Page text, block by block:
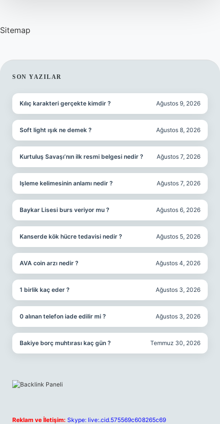
Sitemap
SIDEBAR
SON YAZILAR
Kılıç karakteri gerçekte kimdir ? Ağustos 9, 2026
Soft light ışık ne demek ? Ağustos 8, 2026
Kurtuluş Savaşı’nın ilk resmi belgesi nedir ? Ağustos 7, 2026
Işleme kelimesinin anlamı nedir ? Ağustos 7, 2026
Baykar Lisesi burs veriyor mu ? Ağustos 6, 2026
Kanserde kök hücre tedavisi nedir ? Ağustos 5, 2026
AVA coin arzı nedir ? Ağustos 4, 2026
1 birlik kaç eder ? Ağustos 3, 2026
0 alınan telefon iade edilir mi ? Ağustos 3, 2026
Bakiye borç muhtırası kaç gün ? Temmuz 30, 2026
Reklam ve İletişim: Skype: live:.cid.575569c608265c69